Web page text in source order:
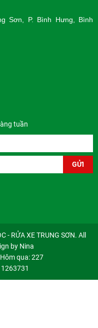
Sơn, P. Bình Hưng, Bình
tuần
GỬI
- RỬA XE TRUNG SƠN. All
by Nina
Hôm qua: 227